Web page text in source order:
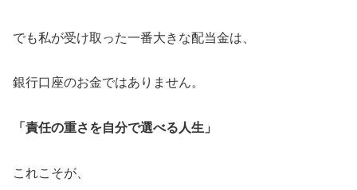
でも私が受け取った一番大きな配当金は、
銀行口座のお金ではありません。
「責任の重さを自分で選べる人生」
これこそが、